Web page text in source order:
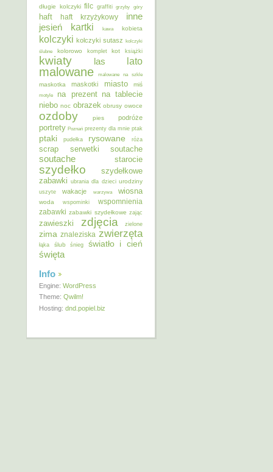
długie kolczyki filc graffiti grzyby góry
haft haft krzyżykowy inne
jesień kartki kawa kobieta
kolczyki kolczyki sutasz kolczyki
ślubne
kolorowo komplet kot książki
kwiaty las lato
malowane malowane na szkle
maskotka maskotki miasto miś
motyle na prezent na tablecie
niebo noc obrazek obrusy owoce
ozdoby pies podróże
portrety Poznań prezenty dla mnie ptak
ptaki pudełka rysowane róża
scrap serwetki soutache
soutache starocie
szydełko
szydełkowe
zabawki ubrania dla dzieci urodziny
uszyte wakacje warzywa wiosna
woda wspominki
wspomnienia
zabawki zabawki szydełkowe zając
zawieszki zdjęcia zielone
zima znaleziska zwierzęta
łąka ślub śnieg światło i cień
święta
Info
Engine: WordPress
Theme: Qwilm!
Hosting: dnd.popiel.biz